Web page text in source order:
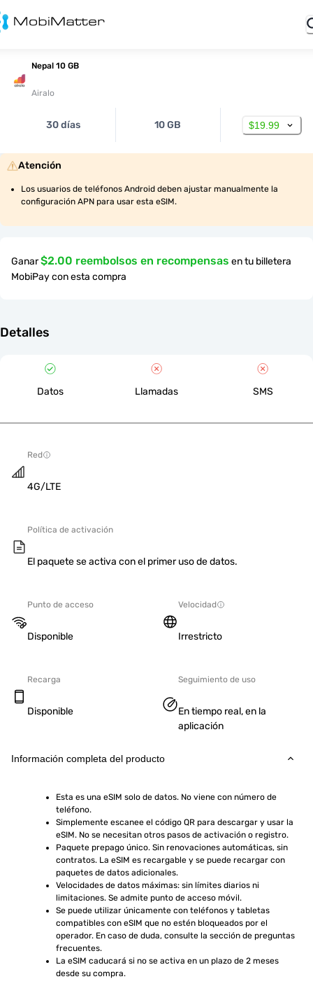
Nepal 10 GB
Airalo
30 días 10 GB $19.99
Atención
Los usuarios de teléfonos Android deben ajustar manualmente la
configuración APN para usar esta eSIM.
Ganar$2.00 reembolsos en recompensas en tu billetera
MobiPay con esta compra
Detalles
Datos Llamadas SMS
Red
4G/LTE
Política de activación
El paquete se activa con el primer uso de datos.
Punto de acceso
Disponible
Velocidad
Irrestricto
Recarga
Disponible
Seguimiento de uso
En tiempo real, en la
aplicación
Información completa del producto
Esta es una eSIM solo de datos. No viene con número de
teléfono.
Simplemente escanee el código QR para descargar y usar la
eSIM. No se necesitan otros pasos de activación o registro.
Paquete prepago único. Sin renovaciones automáticas, sin
contratos. La eSIM es recargable y se puede recargar con
paquetes de datos adicionales.
Velocidades de datos máximas: sin límites diarios ni
limitaciones. Se admite punto de acceso móvil.
Se puede utilizar únicamente con teléfonos y tabletas
compatibles con eSIM que no estén bloqueados por el
operador. En caso de duda, consulte la sección de preguntas
frecuentes.
La eSIM caducará si no se activa en un plazo de 2 meses
desde su compra.